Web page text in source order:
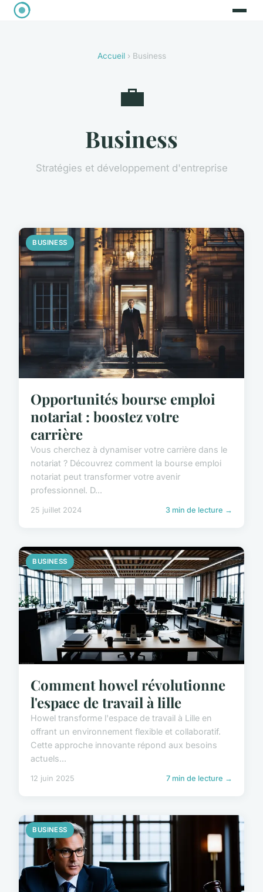
Accueil› Business
💼
Business
Stratégies et développement d'entreprise
BUSINESS
Opportunités bourse emploi
notariat : boostez votre
carrière
Vous cherchez à dynamiser votre carrière dans le
notariat ? Découvrez comment la bourse emploi
notariat peut transformer votre avenir
professionnel. D...
25 juillet 2024 3 min de lecture →
BUSINESS
Comment howel révolutionne
l'espace de travail à lille
Howel transforme l'espace de travail à Lille en
offrant un environnement flexible et collaboratif.
Cette approche innovante répond aux besoins
actuels...
12 juin 2025 7 min de lecture →
BUSINESS